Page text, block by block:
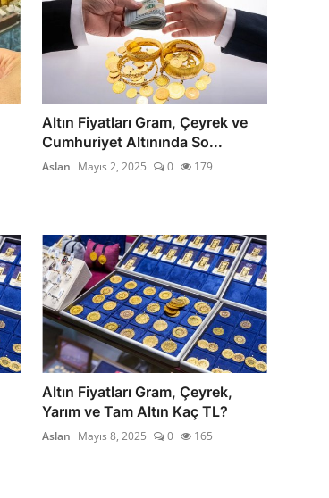
Altın Fiyatları Gram, Çeyrek ve
Cumhuriyet Altınında So...
Aslan Mayıs 2, 2025 0 179
Altın Fiyatları Gram, Çeyrek,
Yarım ve Tam Altın Kaç TL?
Aslan Mayıs 8, 2025 0 165